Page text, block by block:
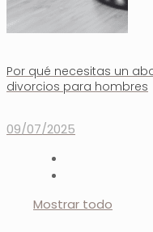
Por qué necesitas un
divorcios para hombres
09/07/2025
Mostrar todo